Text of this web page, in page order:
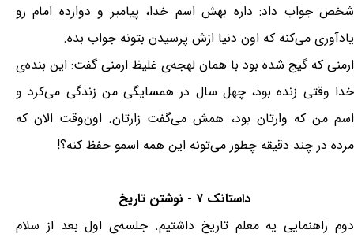
شخص جواب داد: داره بهش اسم خدا، پیامبر و دوازده امام رو
یادآوری می‌کنه که اون دنیا ازش پرسیدن بتونه جواب بده.
ارمنی که گیج شده بود با همان لهجه‌ی غلیظ ارمنی گفت: این بنده‌ی
خدا وقتی زنده بود، چهل سال در همسایگی من زندگی می‌کرد و
اسم من که وارتان بود، همش می‌گفت زارتان. اون‌وقت الان که
مرده در چند دقیقه چطور می‌تونه این همه اسمو حفظ کنه؟!
داستانک ۷ - نوشتن تاریخ
‏دوم راهنمایی یه معلم تاریخ داشتیم. جلسه‌ی اول بعد از سلام